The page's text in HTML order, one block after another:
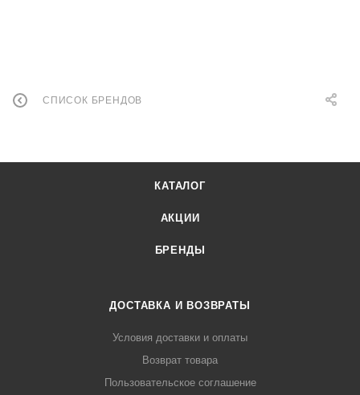
СПИСОК БРЕНДОВ
КАТАЛОГ
АКЦИИ
БРЕНДЫ
ДОСТАВКА И ВОЗВРАТЫ
Условия доставки и оплаты
Возврат товара
Пользовательское соглашение